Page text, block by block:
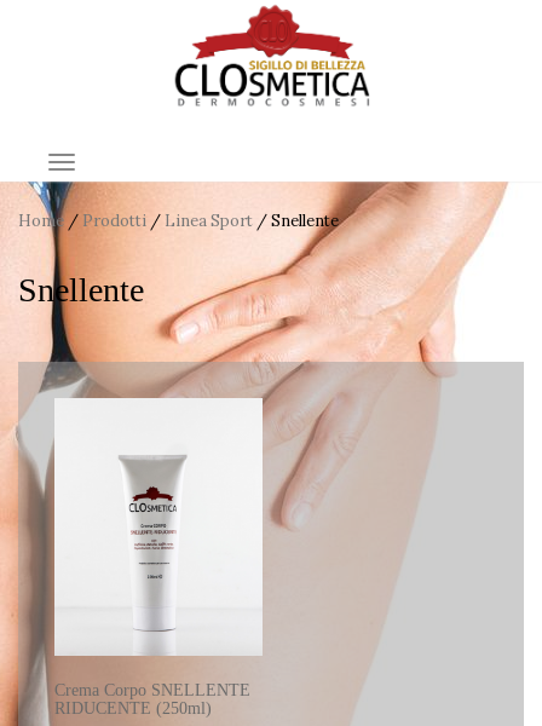
Home / Prodotti / Linea Sport / Snellente
Snellente
Crema Corpo SNELLENTE
RIDUCENTE (250ml)